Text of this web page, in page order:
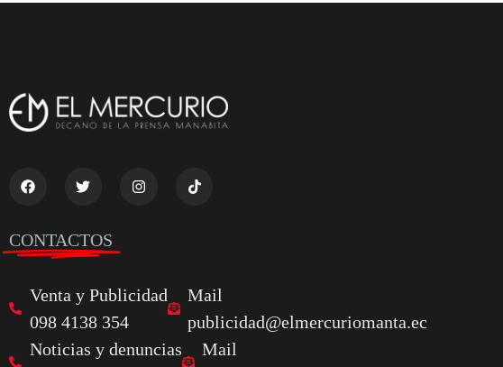
CONTACTOS
Venta y Publicidad
098 4138 354
Mail
publicidad@elmercuriomanta.ec
Noticias y denuncias
Mail